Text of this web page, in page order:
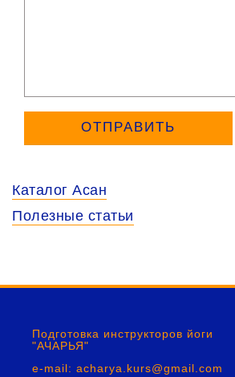
Каталог Асан
Полезные статьи
Подготовка инструкторов йоги
"АЧАРЬЯ"
e-mail: acharya.kurs@gmail.com